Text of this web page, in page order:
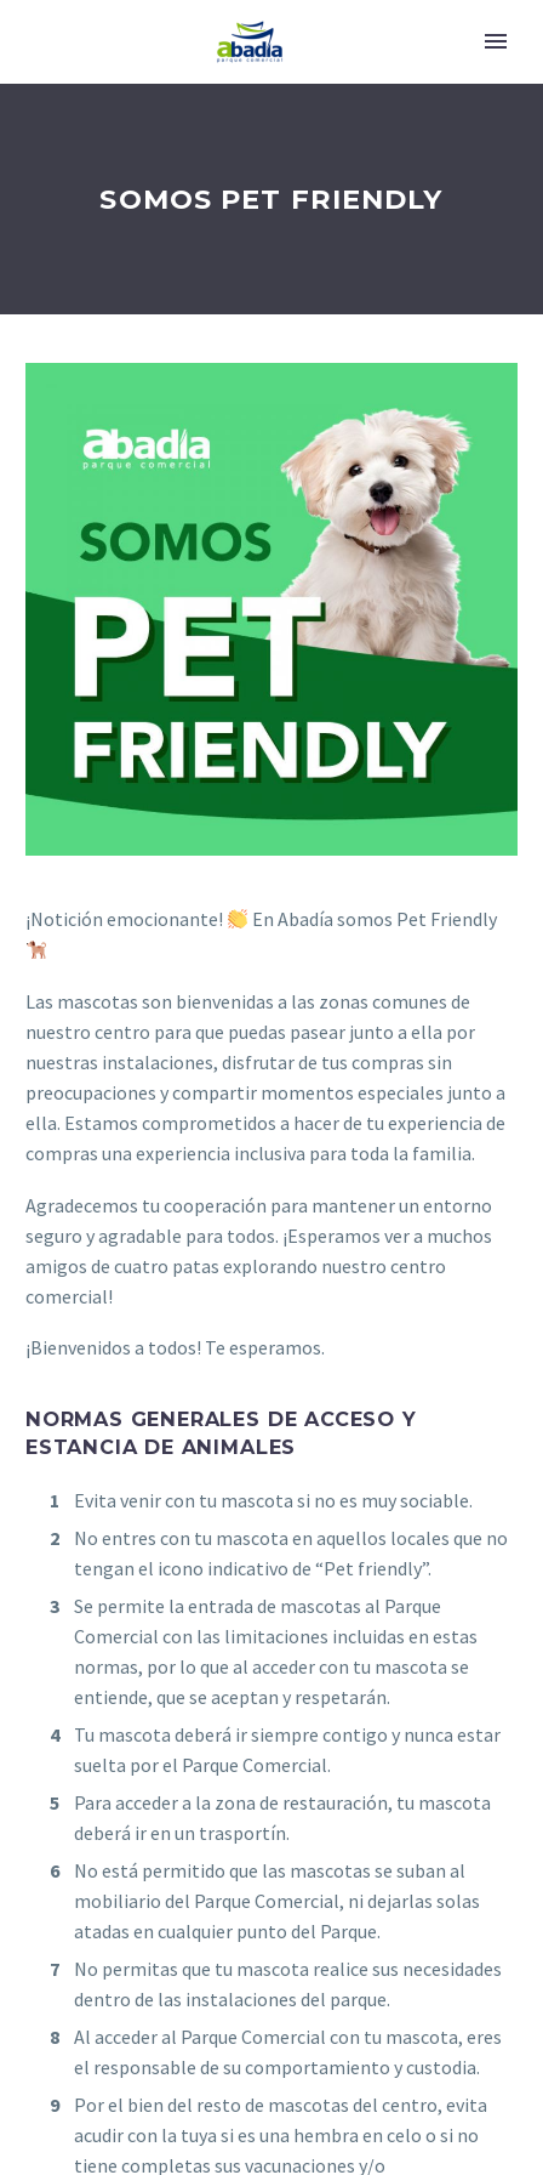
SOMOS PET FRIENDLY
¡Notición emocionante! En Abadía somos Pet Friendly
Las mascotas son bienvenidas a las zonas comunes de
nuestro centro para que puedas pasear junto a ella por
nuestras instalaciones, disfrutar de tus compras sin
preocupaciones y compartir momentos especiales junto a
ella. Estamos comprometidos a hacer de tu experiencia de
compras una experiencia inclusiva para toda la familia.
Agradecemos tu cooperación para mantener un entorno
seguro y agradable para todos. ¡Esperamos ver a muchos
amigos de cuatro patas explorando nuestro centro
comercial!
¡Bienvenidos a todos! Te esperamos.
NORMAS GENERALES DE ACCESO Y
ESTANCIA DE ANIMALES
Evita venir con tu mascota si no es muy sociable.
No entres con tu mascota en aquellos locales que no
tengan el icono indicativo de “Pet friendly”.
Se permite la entrada de mascotas al Parque
Comercial con las limitaciones incluidas en estas
normas, por lo que al acceder con tu mascota se
entiende, que se aceptan y respetarán.
Tu mascota deberá ir siempre contigo y nunca estar
suelta por el Parque Comercial.
Para acceder a la zona de restauración, tu mascota
deberá ir en un trasportín.
No está permitido que las mascotas se suban al
mobiliario del Parque Comercial, ni dejarlas solas
atadas en cualquier punto del Parque.
No permitas que tu mascota realice sus necesidades
dentro de las instalaciones del parque.
Al acceder al Parque Comercial con tu mascota, eres
el responsable de su comportamiento y custodia.
Por el bien del resto de mascotas del centro, evita
acudir con la tuya si es una hembra en celo o si no
tiene completas sus vacunaciones y/o